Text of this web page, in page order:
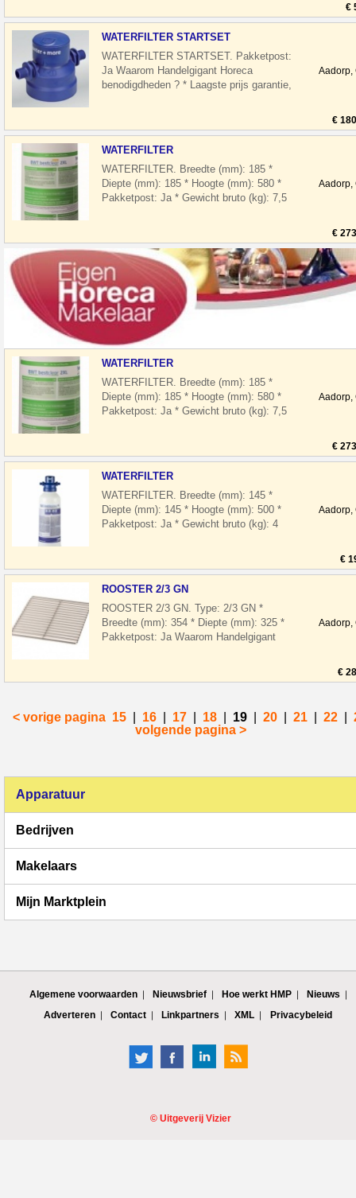
€
WATERFILTER STARTSET
WATERFILTER STARTSET. Pakketpost:
Ja Waarom Handelgigant Horeca
benodigdheden ? * Laagste prijs garantie,
Aadorp,
€
WATERFILTER
WATERFILTER. Breedte (mm): 185 *
Diepte (mm): 185 * Hoogte (mm): 580 *
Pakketpost: Ja * Gewicht bruto (kg): 7,5
Aadorp,
€
WATERFILTER
WATERFILTER. Breedte (mm): 185 *
Diepte (mm): 185 * Hoogte (mm): 580 *
Pakketpost: Ja * Gewicht bruto (kg): 7,5
Aadorp,
€
WATERFILTER
WATERFILTER. Breedte (mm): 145 *
Diepte (mm): 145 * Hoogte (mm): 500 *
Pakketpost: Ja * Gewicht bruto (kg): 4
Aadorp,
€
ROOSTER 2/3 GN
ROOSTER 2/3 GN. Type: 2/3 GN *
Breedte (mm): 354 * Diepte (mm): 325 *
Pakketpost: Ja Waarom Handelgigant
Aadorp,
€
< vorige pagina 15 16 17 18 19 20 21 22
volgende pagina >
Apparatuur
Bedrijven
Makelaars
Mijn Marktplein
Algemene voorwaarden Nieuwsbrief Hoe werkt HMP
Nieuws
Adverteren
Contact Linkpartners XML Privacybeleid
© Uitgeverij Vizier